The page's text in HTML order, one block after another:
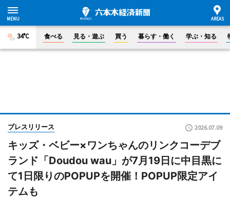
34°C 食べる 見る・遊ぶ 買う 暮らす・働く 学ぶ・知る
プレスリリース 2026.07.09
キッズ・ベビー×ワンちゃんのリンクコーデブ
ランド「Doudou wau」が7月19日に中目黒に
て1日限りのPOPUPを開催！POPUP限定アイ
テムも